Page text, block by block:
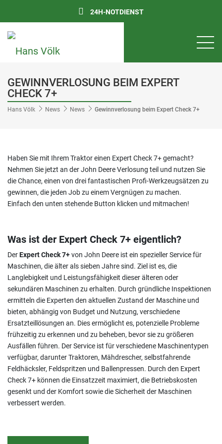
24H-NOTDIENST
GEWINNVERLOSUNG BEIM EXPERT
CHECK 7+
Hans Völk News News Gewinnverlosung beim Expert Check 7+
Haben Sie mit Ihrem Traktor einen Expert Check 7+ gemacht?
Nehmen Sie jetzt an der John Deere Verlosung teil und nutzen Sie
die Chance, einen von drei fantastischen Profi-Werkzeugsätzen zu
gewinnen, die jeden Job zu einem Vergnügen zu machen.
Einfach den unten stehende Button klicken und mitmachen!
Was ist der Expert Check 7+ eigentlich?
DerExpert Check 7+von John Deere ist ein spezieller Service für
Maschinen, die älter als sieben Jahre sind. Ziel ist es, die
Langlebigkeit und Leistungsfähigkeit dieser älteren oder
sekundären Maschinen zu erhalten. Durch gründliche Inspektionen
ermitteln die Experten den aktuellen Zustand der Maschine und
bieten, abhängig von Budget und Nutzung, verschiedene
Ersatzteillösungen an. Dies ermöglicht es, potenzielle Probleme
frühzeitig zu erkennen und zu beheben, bevor sie zu größeren
Ausfällen führen. Der Service ist für verschiedene Maschinentypen
verfügbar, darunter Traktoren, Mähdrescher, selbstfahrende
Feldhäcksler, Feldspritzen und Ballenpressen. Durch den Expert
Check 7+ können die Einsatzzeit maximiert, die Betriebskosten
gesenkt und der Komfort sowie die Sicherheit der Maschinen
verbessert werden.